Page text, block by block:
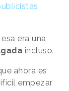
era una
incluso.
ahora es
empezar